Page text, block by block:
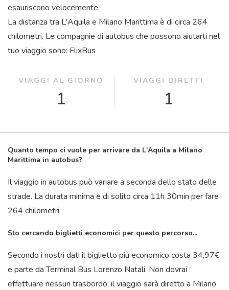
esauriscono velocemente.
La distanza tra L'Aquila e Milano Marittima è di circa 264
chilometri. Le compagnie di autobus che possono aiutarti nel
tuo viaggio sono: FlixBus
VIAGGI AL GIORNO
1
VIAGGI DIRETTI
1
Quanto tempo ci vuole per arrivare da L'Aquila a Milano
Marittima in autobus?
Il viaggio in autobus può variare a seconda dello stato delle
strade. La durata minima è di solito circa 11h 30min per fare
264 chilometri.
Sto cercando biglietti economici per questo percorso...
Secondo i nostri dati il ​​biglietto più economico costa 34,97€
e parte da Terminal Bus Lorenzo Natali. Non dovrai
effettuare nessun trasbordo; il viaggio sarà diretto a Milano